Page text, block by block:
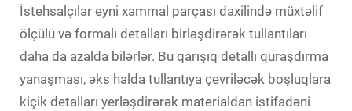
İstehsalçılar eyni xammal parçası daxilində müxtəlif
ölçülü və formalı detalları birləşdirərək tullantıları
daha da azalda bilərlər. Bu qarışıq detallı quraşdırma
yanaşması, əks halda tullantıya çevriləcək boşluqlara
kiçik detalları yerləşdirərək materialdan istifadəni